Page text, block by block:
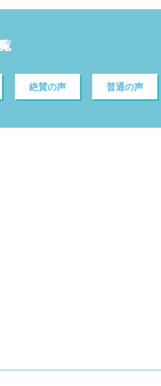
絶賛の声 普通の声